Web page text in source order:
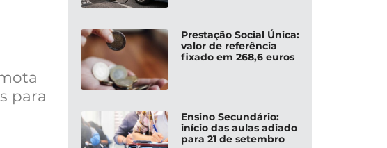
para
Prestação Social Única:
valor de referência
fixado em 268,6 euros
Ensino Secundário:
início das aulas adiado
para 21 de setembro